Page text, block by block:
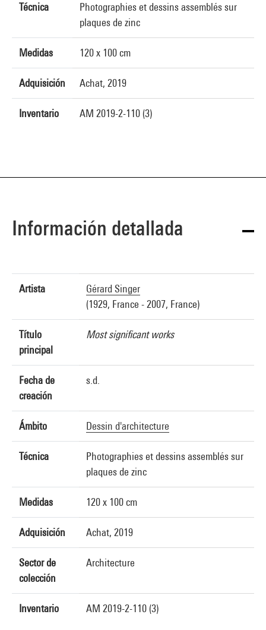
Técnica
Photographies et dessins assemblés sur
plaques de zinc
Medidas 120 x 100 cm
Adquisición Achat, 2019
Inventario AM 2019-2-110 (3)
Información detallada
Artista
Gérard Singer
(1929, France - 2007, France)
Título
principal
Most significant works
Fecha de
creación
s.d.
Ámbito Dessin d'architecture
Técnica
Photographies et dessins assemblés sur
plaques de zinc
Medidas 120 x 100 cm
Adquisición Achat, 2019
Sector de
colección
Architecture
Inventario AM 2019-2-110 (3)